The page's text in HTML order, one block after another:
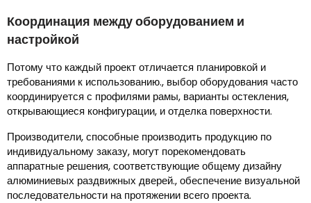
Координация между оборудованием и
настройкой
Потому что каждый проект отличается планировкой и
требованиями к использованию., выбор оборудования часто
координируется с профилями рамы, варианты остекления,
открывающиеся конфигурации, и отделка поверхности.
Производители, способные производить продукцию по
индивидуальному заказу, могут порекомендовать
аппаратные решения, соответствующие общему дизайну
алюминиевых раздвижных дверей., обеспечение визуальной
последовательности на протяжении всего проекта.